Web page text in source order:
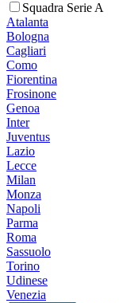
Squadra Serie A
Atalanta
Bologna
Cagliari
Como
Fiorentina
Frosinone
Genoa
Inter
Juventus
Lazio
Lecce
Milan
Monza
Napoli
Parma
Roma
Sassuolo
Torino
Udinese
Venezia